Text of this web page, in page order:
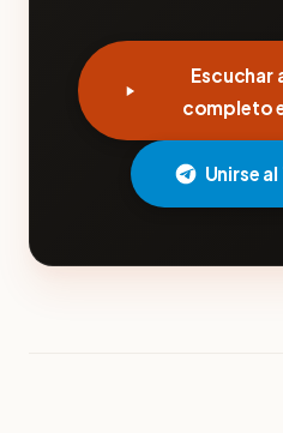
Escuchar
completo
Unirse